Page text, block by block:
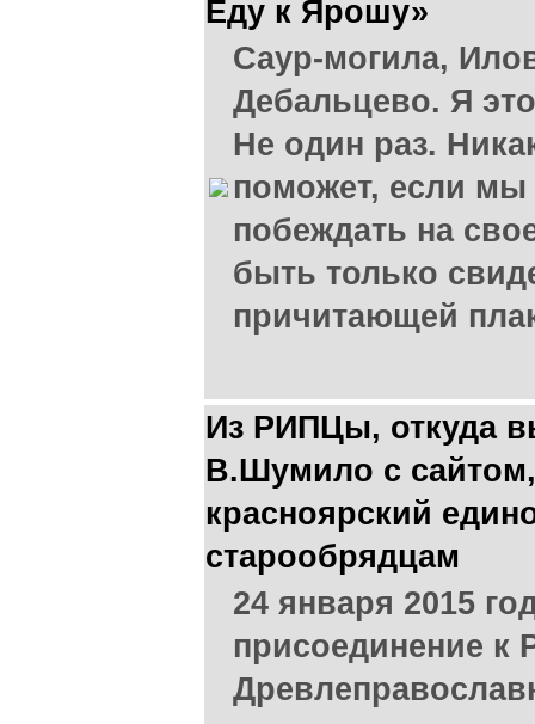
Еду к Ярошу»
Саур-могила,
Дебальцево. Я
Не один раз.
поможет, если мы
побеждать на
быть только
причитающей
Из РИПЦы, откуда
В.Шумило с
красноярский
старообрядцам
24 января 2015
присоединение к